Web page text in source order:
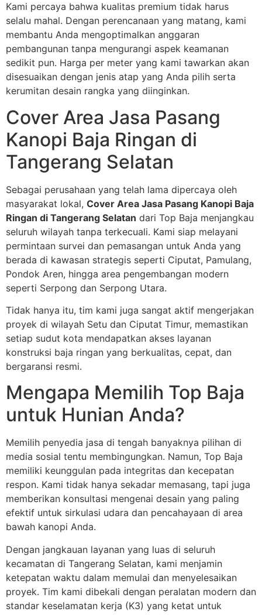
Kami percaya bahwa kualitas premium tidak harus
selalu mahal. Dengan perencanaan yang matang, kami
membantu Anda mengoptimalkan anggaran
pembangunan tanpa mengurangi aspek keamanan
sedikit pun. Harga per meter yang kami tawarkan akan
disesuaikan dengan jenis atap yang Anda pilih serta
kerumitan desain rangka yang diinginkan.
Cover Area Jasa Pasang
Kanopi Baja Ringan di
Tangerang Selatan
Sebagai perusahaan yang telah lama dipercaya oleh
masyarakat lokal, Cover Area Jasa Pasang Kanopi Baja
Ringan di Tangerang Selatan dari Top Baja menjangkau
seluruh wilayah tanpa terkecuali. Kami siap melayani
permintaan survei dan pemasangan untuk Anda yang
berada di kawasan strategis seperti Ciputat, Pamulang,
Pondok Aren, hingga area pengembangan modern
seperti Serpong dan Serpong Utara.
Tidak hanya itu, tim kami juga sangat aktif mengerjakan
proyek di wilayah Setu dan Ciputat Timur, memastikan
setiap sudut kota mendapatkan akses layanan
konstruksi baja ringan yang berkualitas, cepat, dan
bergaransi resmi.
Mengapa Memilih Top Baja
untuk Hunian Anda?
Memilih penyedia jasa di tengah banyaknya pilihan di
media sosial tentu membingungkan. Namun, Top Baja
memiliki keunggulan pada integritas dan kecepatan
respon. Kami tidak hanya sekadar memasang, tapi juga
memberikan konsultasi mengenai desain yang paling
efektif untuk sirkulasi udara dan pencahayaan di area
bawah kanopi Anda.
Dengan jangkauan layanan yang luas di seluruh
kecamatan di Tangerang Selatan, kami menjamin
ketepatan waktu dalam memulai dan menyelesaikan
proyek. Tim kami dibekali dengan peralatan modern dan
standar keselamatan kerja (K3) yang ketat untuk